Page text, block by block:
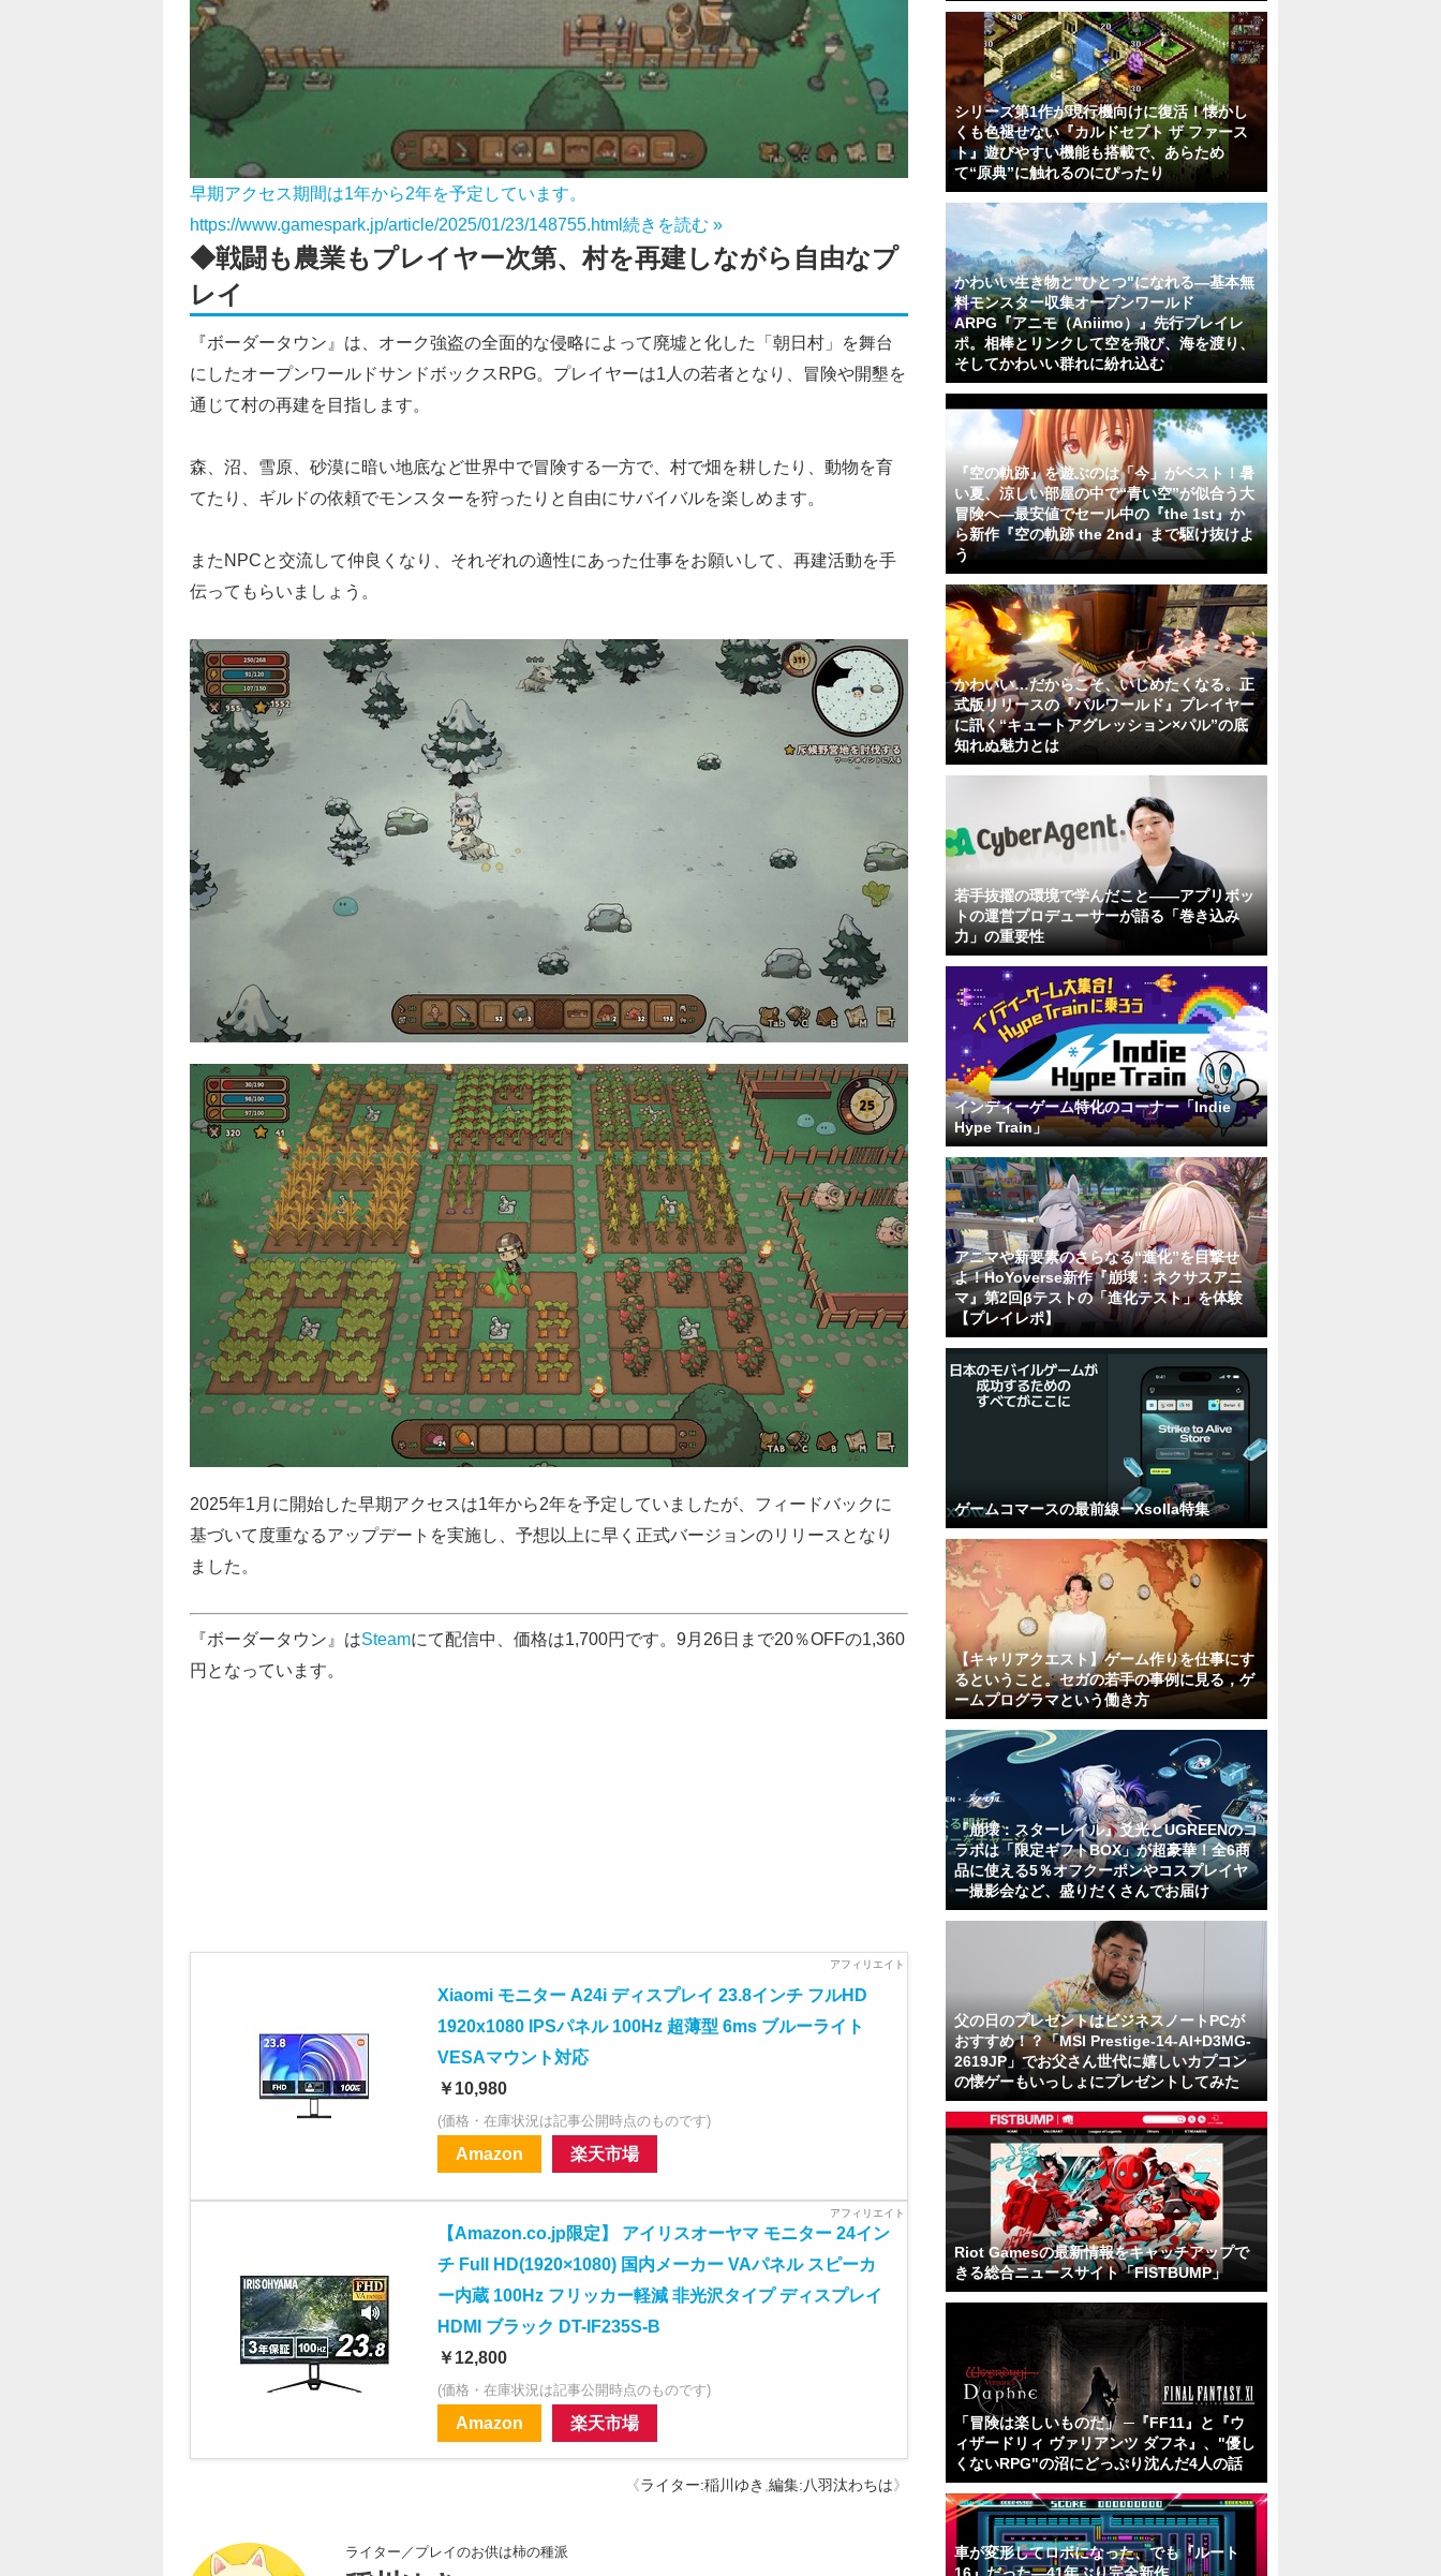
早期アクセス期間は1年から2年を予定しています。
https://www.gamespark.jp/article/2025/01/23/148755.html続きを読む »
◆戦闘も農業もプレイヤー次第、村を再建しながら自由なプ
レイ
『ボーダータウン』は、オーク強盗の全面的な侵略によって廃墟と化した「朝日村」を舞台
にしたオープンワールドサンドボックスRPG。プレイヤーは1人の若者となり、冒険や開墾を
通じて村の再建を目指します。
森、沼、雪原、砂漠に暗い地底など世界中で冒険する一方で、村で畑を耕したり、動物を育
てたり、ギルドの依頼でモンスターを狩ったりと自由にサバイバルを楽しめます。
またNPCと交流して仲良くなり、それぞれの適性にあった仕事をお願いして、再建活動を手
伝ってもらいましょう。
2025年1月に開始した早期アクセスは1年から2年を予定していましたが、フィードバックに
基づいて度重なるアップデートを実施し、予想以上に早く正式バージョンのリリースとなり
ました。
『ボーダータウン』はSteamにて配信中、価格は1,700円です。9月26日まで20％OFFの1,360
円となっています。
Xiaomi モニター A24i ディスプレイ 23.8インチ フルHD
1920x1080 IPSパネル 100Hz 超薄型 6ms ブルーライト
VESAマウント対応
￥10,980
(価格・在庫状況は記事公開時点のものです)
Amazon 楽天市場
【Amazon.co.jp限定】 アイリスオーヤマ モニター 24イン
チ Full HD(1920×1080) 国内メーカー VAパネル スピーカ
ー内蔵 100Hz フリッカー軽減 非光沢タイプ ディスプレイ
HDMI ブラック DT-IF235S-B
￥12,800
(価格・在庫状況は記事公開時点のものです)
Amazon 楽天市場
《ライター:稲川ゆき 編集:八羽汰わちは》
ライター／プレイのお供は柿の種派
シリーズ第1作が現行機向けに復活！懐かし
くも色褪せない『カルドセプト ザ ファース
ト』遊びやすい機能も搭載で、あらため
て“原典”に触れるのにぴったり
かわいい生き物と"ひとつ"になれる―基本無
料モンスター収集オープンワールド
ARPG『アニモ（Aniimo）』先行プレイレ
ポ。相棒とリンクして空を飛び、海を渡り、
そしてかわいい群れに紛れ込む
『空の軌跡』を遊ぶのは「今」がベスト！暑
い夏、涼しい部屋の中で“青い空”が似合う大
冒険へ―最安値でセール中の『the 1st』か
ら新作『空の軌跡 the 2nd』まで駆け抜けよ
う
かわいい…だからこそ、いじめたくなる。正
式版リリースの『パルワールド』プレイヤー
に訊く“キュートアグレッション×パル”の底
知れぬ魅力とは
若手抜擢の環境で学んだこと――アプリボッ
トの運営プロデューサーが語る「巻き込み
力」の重要性
インディーゲーム特化のコーナー「Indie
Hype Train」
アニマや新要素のさらなる“進化”を目撃せ
よ！HoYoverse新作『崩壊：ネクサスアニ
マ』第2回βテストの「進化テスト」を体験
【プレイレポ】
ゲームコマースの最前線ーXsolla特集
【キャリアクエスト】ゲーム作りを仕事にす
るということ。セガの若手の事例に見る，ゲ
ームプログラマという働き方
『崩壊：スターレイル』爻光とUGREENのコ
ラボは「限定ギフトBOX」が超豪華！全6商
品に使える5％オフクーポンやコスプレイヤ
ー撮影会など、盛りだくさんでお届け
父の日のプレゼントはビジネスノートPCが
おすすめ！？「MSI Prestige-14-AI+D3MG-
2619JP」でお父さん世代に嬉しいカプコン
の懐ゲーもいっしょにプレゼントしてみた
Riot Gamesの最新情報をキャッチアップで
きる総合ニュースサイト「FISTBUMP」
「冒険は楽しいものだ」 ─『FF11』と『ウ
ィザードリィ ヴァリアンツ ダフネ』、"優し
くないRPG"の沼にどっぷり沈んだ4人の話
車が変形してロボになった、でも『ルート